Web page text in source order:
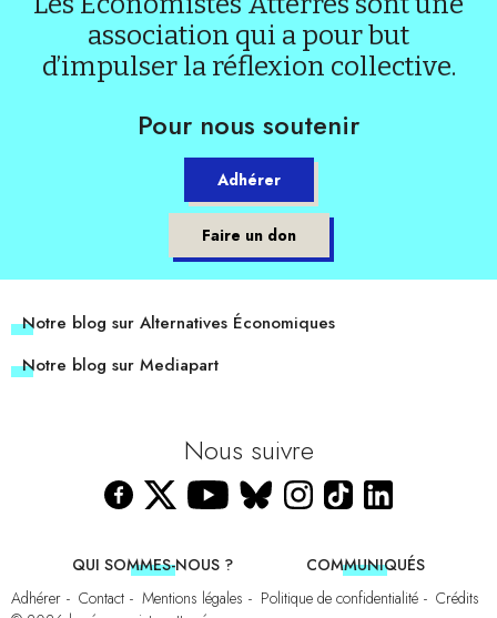
association qui a pour but
d’impulser la réflexion collective.
Pour nous soutenir
Adhérer
Faire un don
Notre blog sur Alternatives Économiques
Notre blog sur Mediapart
Nous suivre
QUI SOMMES-NOUS ?
COMMUNIQUÉS
Adhérer
Contact Mentions légales Politique de confidentialité
Crédits